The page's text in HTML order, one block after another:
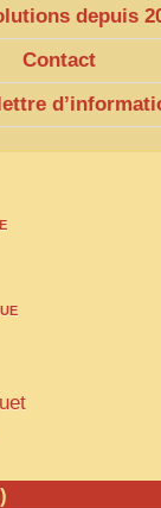
depuis
Contact